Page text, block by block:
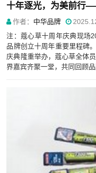
十年逐光，为美前行
作者： 中华品牌
注：蔻心草十周年庆典现场
品牌创立十周年重要里程碑
庆典隆重举办，蔻心草全体
界嘉宾齐聚一堂，共同回顾